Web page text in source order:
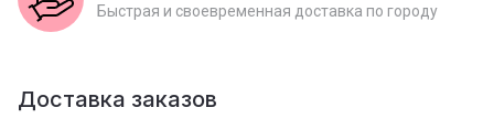
Быстрая и своевременная доставка по городу
Доставка заказов